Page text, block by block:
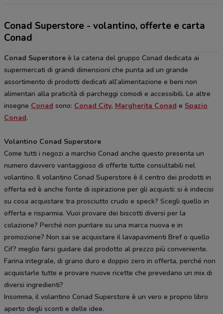
Conad Superstore - volantino, offerte e carta
Conad
Conad Superstore è la catena del gruppo Conad dedicata ai
supermercati di grandi dimensioni che punta ad un grande
assortimento di prodotti dedicati all’alimentazione e beni non
alimentari alla praticità di parcheggi comodi e accessibili. Le altre
insegne Conad sono: Conad City, Margherita Conad e Spazio
Conad.
Volantino Conad Superstore
Come tutti i negozi a marchio Conad anche questo presenta un
numero davvero vantaggioso di offerte tutte consultabili nel
volantino. Il volantino Conad Superstore è il centro dei prodotti in
offerta ed è anche fonte di ispirazione per gli acquisti: si è indecisi
su cosa acquistare tra prosciutto crudo e speck? Scegli quello in
offerta e risparmia. Vuoi provare dei biscotti diversi per la
colazione? Perché non puntare su una marca nuova e in
promozione? Non sai se acquistare il lavapavimenti Bref o quello
Cif? meglio farsi guidare dal prodotto al prezzo più conveniente.
Farina integrale, di grano duro e doppio zero in offerta, perché non
acquistarle tutte e provare nuove ricette che prevedano un mix di
diversi ingredienti?
Insomma, il volantino Conad Superstore è un vero e proprio libro
aperto degli sconti e delle idee.